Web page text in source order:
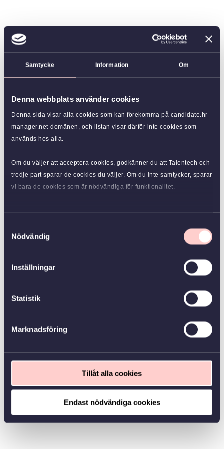
Samtycke Information Om
Denna webbplats använder cookies
Denna sida visar alla cookies som kan förekomma på candidate.hr-
manager.net-domänen, och listan visar därför inte cookies som
används hos alla.
Om du väljer att acceptera cookies, godkänner du att Talentech och
tredje part sparar de cookies du väljer. Om du inte samtycker, sparar
vi bara de cookies som är nödvändiga för funktionalitet.
Nödvändig
Inställningar
Statistik
Marknadsföring
Tillåt alla cookies
Endast nödvändiga cookies